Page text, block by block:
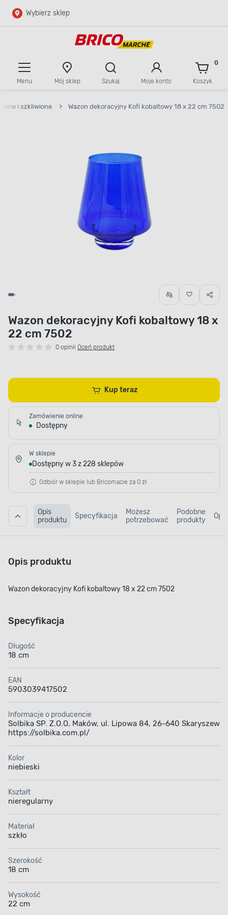
Przejdź do głównej zawartości
Wybierz sklep
Menu Mój sklep Szukaj Moje konto Koszyk
0
i szkliwione > Wazon dekoracyjny Kofi kobaltowy 18 x 22 cm 7502
Wazon dekoracyjny Kofi kobaltowy 18 x
22 cm 7502
0 opinii Oceń produkt
Kup teraz
Zamówienie online
Dostępny
W sklepie
Dostępny w 3 z 228 sklepów
Odbiór w sklepie lub Bricomacie za 0 zł
Opis
produktu
Specyfikacja
Możesz
potrzebować
Podobne
produkty
Opis produktu
Wazon dekoracyjny Kofi kobaltowy 18 x 22 cm 7502
Specyfikacja
Długość
18 cm
EAN
5903039417502
Informacje o producencie
Solbika SP. Z.O.O, Maków, ul. Lipowa 84, 26-640 Skaryszew
https://solbika.com.pl/
Kolor
niebieski
Kształt
nieregularny
Materiał
szkło
Szerokość
18 cm
Wysokość
22 cm